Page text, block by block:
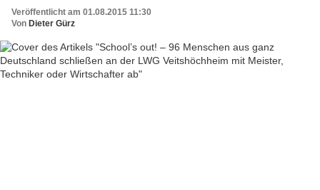
Veröffentlicht am 01.08.2015 11:30
Von Dieter Gürz